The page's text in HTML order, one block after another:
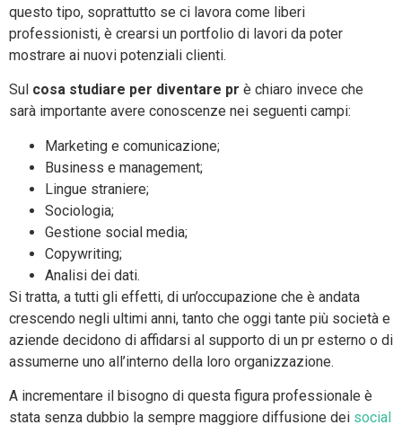
questo tipo, soprattutto se ci lavora come liberi
professionisti, è crearsi un portfolio di lavori da poter
mostrare ai nuovi potenziali clienti.
Sul cosa studiare per diventare pr è chiaro invece che
sarà importante avere conoscenze nei seguenti campi:
Marketing e comunicazione;
Business e management;
Lingue straniere;
Sociologia;
Gestione social media;
Copywriting;
Analisi dei dati.
Si tratta, a tutti gli effetti, di un’occupazione che è andata
crescendo negli ultimi anni, tanto che oggi tante più società e
aziende decidono di affidarsi al supporto di un pr esterno o di
assumerne uno all’interno della loro organizzazione.
A incrementare il bisogno di questa figura professionale è
stata senza dubbio la sempre maggiore diffusione dei social